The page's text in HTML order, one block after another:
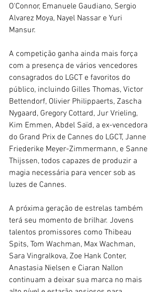
O'Connor, Emanuele Gaudiano, Sergio
Alvarez Moya, Nayel Nassar e Yuri
Mansur.
A competição ganha ainda mais força
com a presença de vários vencedores
consagrados do LGCT e favoritos do
público, incluindo Gilles Thomas, Victor
Bettendorf, Olivier Philippaerts, Zascha
Nygaard, Gregory Cottard, Jur Vrieling,
Kim Emmen, Abdel Saïd, a ex-vencedora
do Grand Prix de Cannes do LGCT, Janne
Friederike Meyer-Zimmermann, e Sanne
Thijssen, todos capazes de produzir a
magia necessária para vencer sob as
luzes de Cannes.
A próxima geração de estrelas também
terá seu momento de brilhar. Jovens
talentos promissores como Thibeau
Spits, Tom Wachman, Max Wachman,
Sara Vingralkova, Zoe Hank Conter,
Anastasia Nielsen e Ciaran Nallon
continuam a deixar sua marca no mais